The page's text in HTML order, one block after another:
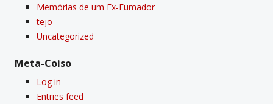
Memórias de um Ex-Fumador
tejo
Uncategorized
Meta-Coiso
Log in
Entries feed